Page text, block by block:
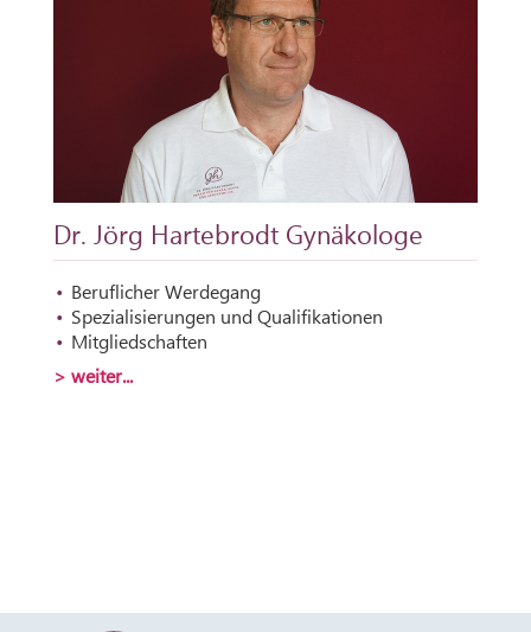
Dr. Jörg Hartebrodt Gynäkologe
Beruflicher Werdegang
Spezialisierungen und Qualifikationen
Mitgliedschaften
> weiter...